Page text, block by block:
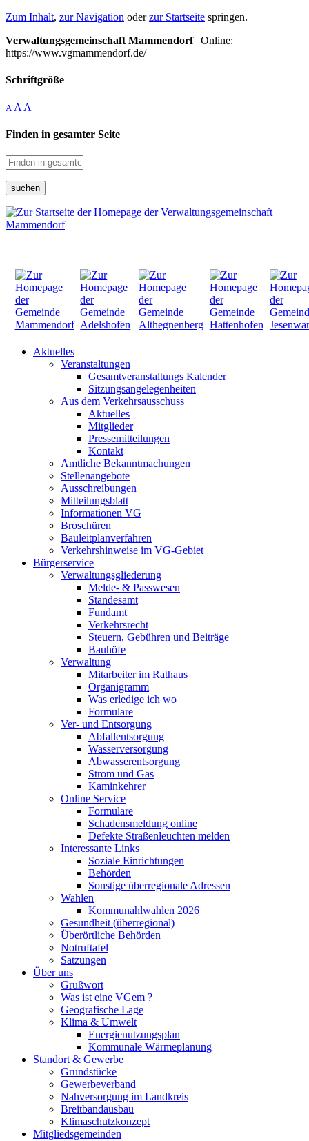
Zum Inhalt, zur Navigation oderzur Startseite springen.
Verwaltungsgemeinschaft Mammendorf| Online:
https://www.vgmammendorf.de/
Schriftgröße
A A A
Finden in gesamter Seite
suchen
Aktuelles
Veranstaltungen
Gesamtveranstaltungs Kalender
Sitzungsangelegenheiten
Aus dem Verkehrsausschuss
Aktuelles
Mitglieder
Pressemitteilungen
Kontakt
Amtliche Bekanntmachungen
Stellenangebote
Ausschreibungen
Mitteilungsblatt
Informationen VG
Broschüren
Bauleitplanverfahren
Verkehrshinweise im VG-Gebiet
Bürgerservice
Verwaltungsgliederung
Melde- & Passwesen
Standesamt
Fundamt
Verkehrsrecht
Steuern, Gebühren und Beiträge
Bauhöfe
Verwaltung
Mitarbeiter im Rathaus
Organigramm
Was erledige ich wo
Formulare
Ver- und Entsorgung
Abfallentsorgung
Wasserversorgung
Abwasserentsorgung
Strom und Gas
Kaminkehrer
Online Service
Formulare
Schadensmeldung online
Defekte Straßenleuchten melden
Interessante Links
Soziale Einrichtungen
Behörden
Sonstige überregionale Adressen
Wahlen
Kommunahlwahlen 2026
Gesundheit (überregional)
Überörtliche Behörden
Notruftafel
Satzungen
Über uns
Grußwort
Was ist eine VGem ?
Geografische Lage
Klima & Umwelt
Energienutzungsplan
Kommunale Wärmeplanung
Standort & Gewerbe
Grundstücke
Gewerbeverband
Nahversorgung im Landkreis
Breitbandausbau
Klimaschutzkonzept
Mitgliedsgemeinden